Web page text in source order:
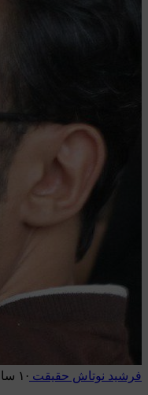
فرشید نوتاش حقیقت · ۱ سال پیش